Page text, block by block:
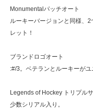
Monumentalパッチオート
ルーキーバージョンと同様、
レット！
ブランドロゴオート
:#/3。ベテランとルーキーがユ
Legends of Hockey トリプル
少数シリアル入り。